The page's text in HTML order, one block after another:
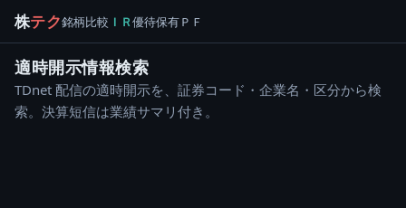
株テク銘柄比較 ＩＲ優待保有ＰＦ
適時開示情報検索
TDnet 配信の適時開示を、証券コード・企業名・区分から検
索。決算短信は業績サマリ付き。